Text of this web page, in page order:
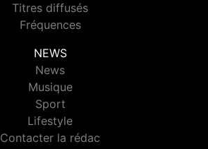
Titres diffusés
Fréquences
NEWS
News
Musique
Sport
Lifestyle
Contacter la rédac